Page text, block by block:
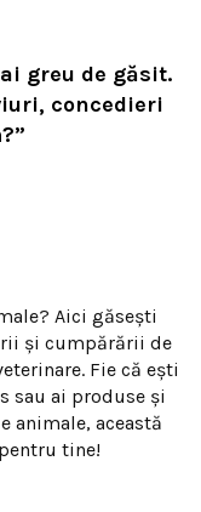
greu de găsit.
concedieri
Aici găsești
și cumpărării de
Fie că ești
sau ai produse și
această
tine!